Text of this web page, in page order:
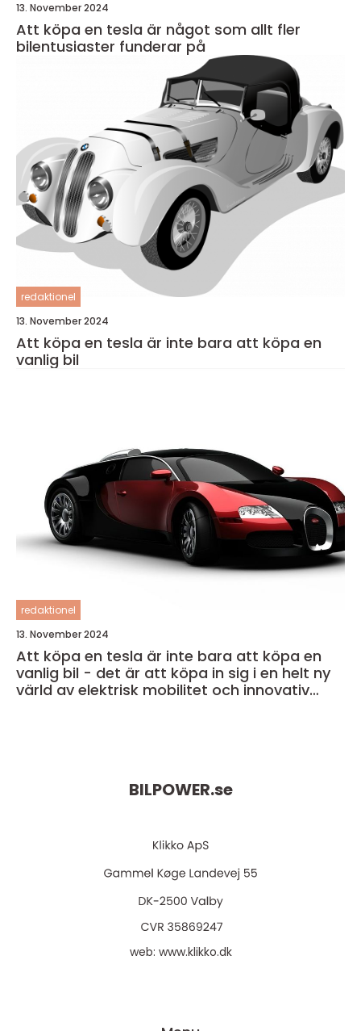
13. November 2024
Att köpa en tesla är något som allt fler
bilentusiaster funderar på
redaktionel
13. November 2024
Att köpa en tesla är inte bara att köpa en
vanlig bil
redaktionel
13. November 2024
Att köpa en tesla är inte bara att köpa en
vanlig bil - det är att köpa in sig i en helt ny
värld av elektrisk mobilitet och innovativ
BILPOWER.se
web: www.klikko.dk